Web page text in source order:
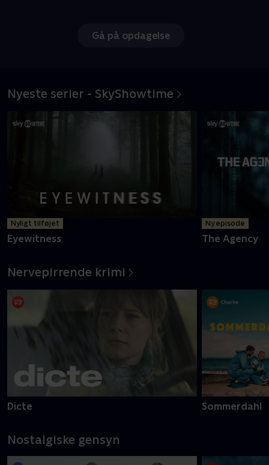
Gå på opdagelse
Nyeste serier - SkyShowtime
Nyligt tilføjet
Eyewitness
Ny episode
The Agency
Nervepirrende krimi
Dicte Sommerdahl
Nostalgiske gensyn